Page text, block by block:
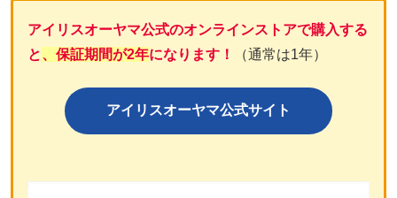
アイリスオーヤマ公式のオンラインストアで購入する
と、保証期間が2年になります！ （通常は1年）
アイリスオーヤマ公式サイト